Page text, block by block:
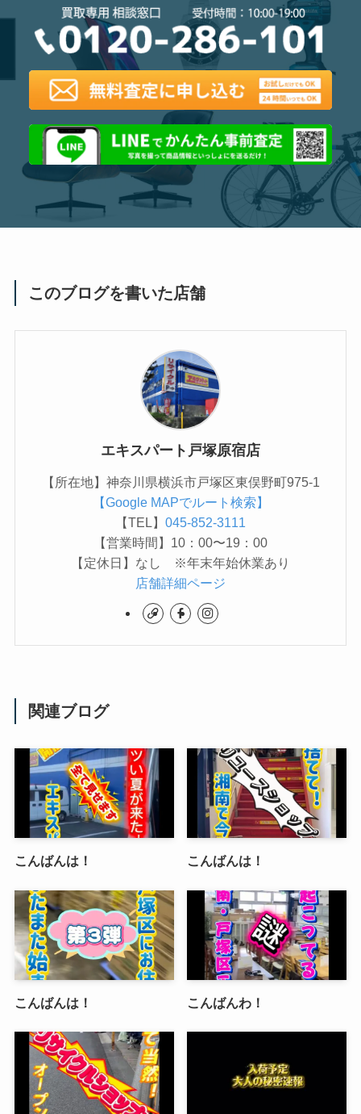
このブログを書いた店舗
エキスパート戸塚原宿店
【所在地】神奈川県横浜市戸塚区東俣野町975-1
【Google MAPでルート検索】
【TEL】 045-852-3111
【営業時間】10：00〜19：00
【定休日】なし ※年末年始休業あり
店舗詳細ページ
関連ブログ
こんばんは！ こんばんは！
こんばんは！ こんばんわ！